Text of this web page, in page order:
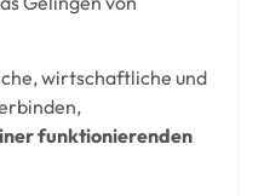
wirtschaftliche und
funktionierenden